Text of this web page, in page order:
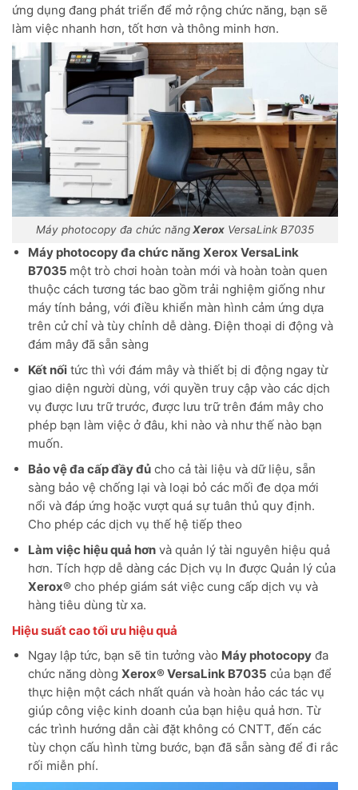
ứng dụng đang phát triển để mở rộng chức năng, bạn sẽ
làm việc nhanh hơn, tốt hơn và thông minh hơn.
Máy photocopy đa chức năng Xerox VersaLink B7035
Máy photocopy đa chức năng Xerox VersaLink
B7035 một trò chơi hoàn toàn mới và hoàn toàn quen
thuộc cách tương tác bao gồm trải nghiệm giống như
máy tính bảng, với điều khiển màn hình cảm ứng dựa
trên cử chỉ và tùy chỉnh dễ dàng. Điện thoại di động và
đám mây đã sẵn sàng
Kết nốitức thì với đám mây và thiết bị di động ngay từ
giao diện người dùng, với quyền truy cập vào các dịch
vụ được lưu trữ trước, được lưu trữ trên đám mây cho
phép bạn làm việc ở đâu, khi nào và như thế nào bạn
muốn.
Bảo vệ đa cấp đầy đủcho cả tài liệu và dữ liệu, sẵn
sàng bảo vệ chống lại và loại bỏ các mối đe dọa mới
nổi và đáp ứng hoặc vượt quá sự tuân thủ quy định.
Cho phép các dịch vụ thế hệ tiếp theo
Làm việc hiệu quả hơnvà quản lý tài nguyên hiệu quả
hơn. Tích hợp dễ dàng các Dịch vụ In được Quản lý của
Xerox® cho phép giám sát việc cung cấp dịch vụ và
hàng tiêu dùng từ xa.
Hiệu suất cao tối ưu hiệu quả
Ngay lập tức, bạn sẽ tin tưởng vào Máy photocopyđa
chức năng dòng Xerox® VersaLink B7035 của bạn để
thực hiện một cách nhất quán và hoàn hảo các tác vụ
giúp công việc kinh doanh của bạn hiệu quả hơn. Từ
các trình hướng dẫn cài đặt không có CNTT, đến các
tùy chọn cấu hình từng bước, bạn đã sẵn sàng để đi rắc
rối miễn phí.